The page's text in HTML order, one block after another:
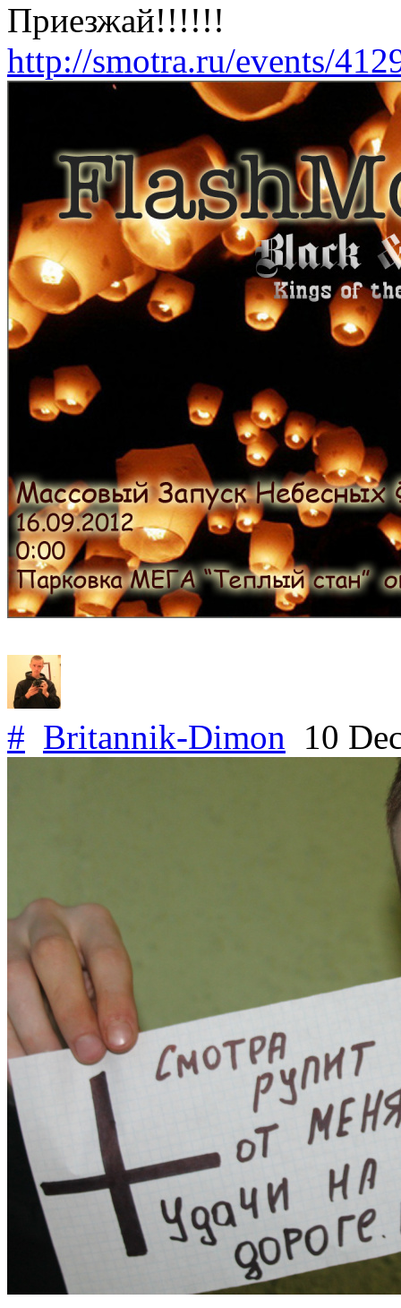
Приезжай!!!!!!
http://smotra.ru/events/
# Britannik-Dimon 10